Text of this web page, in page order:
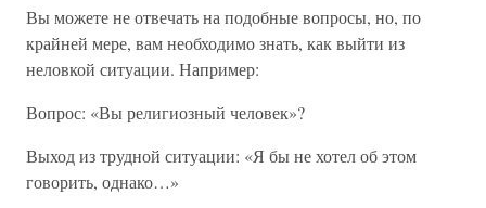
Вы можете не отвечать на подобные вопросы, но, по
крайней мере, вам необходимо знать, как выйти из
неловкой ситуации. Например:
Вопрос: «Вы религиозный человек»?
Выход из трудной ситуации: «Я бы не хотел об этом
говорить, однако…»